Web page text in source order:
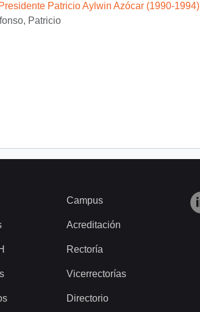
Presidente Patricio Aylwin Azócar (1990-1994)
Patricio
Campus
Acreditación
Rectoría
Vicerrectorías
Directorio